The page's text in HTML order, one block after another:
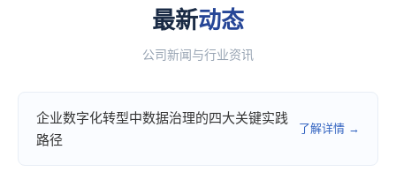
最新动态
公司新闻与行业资讯
企业数字化转型中数据治理的四大关键实践
路径
了解详情 →